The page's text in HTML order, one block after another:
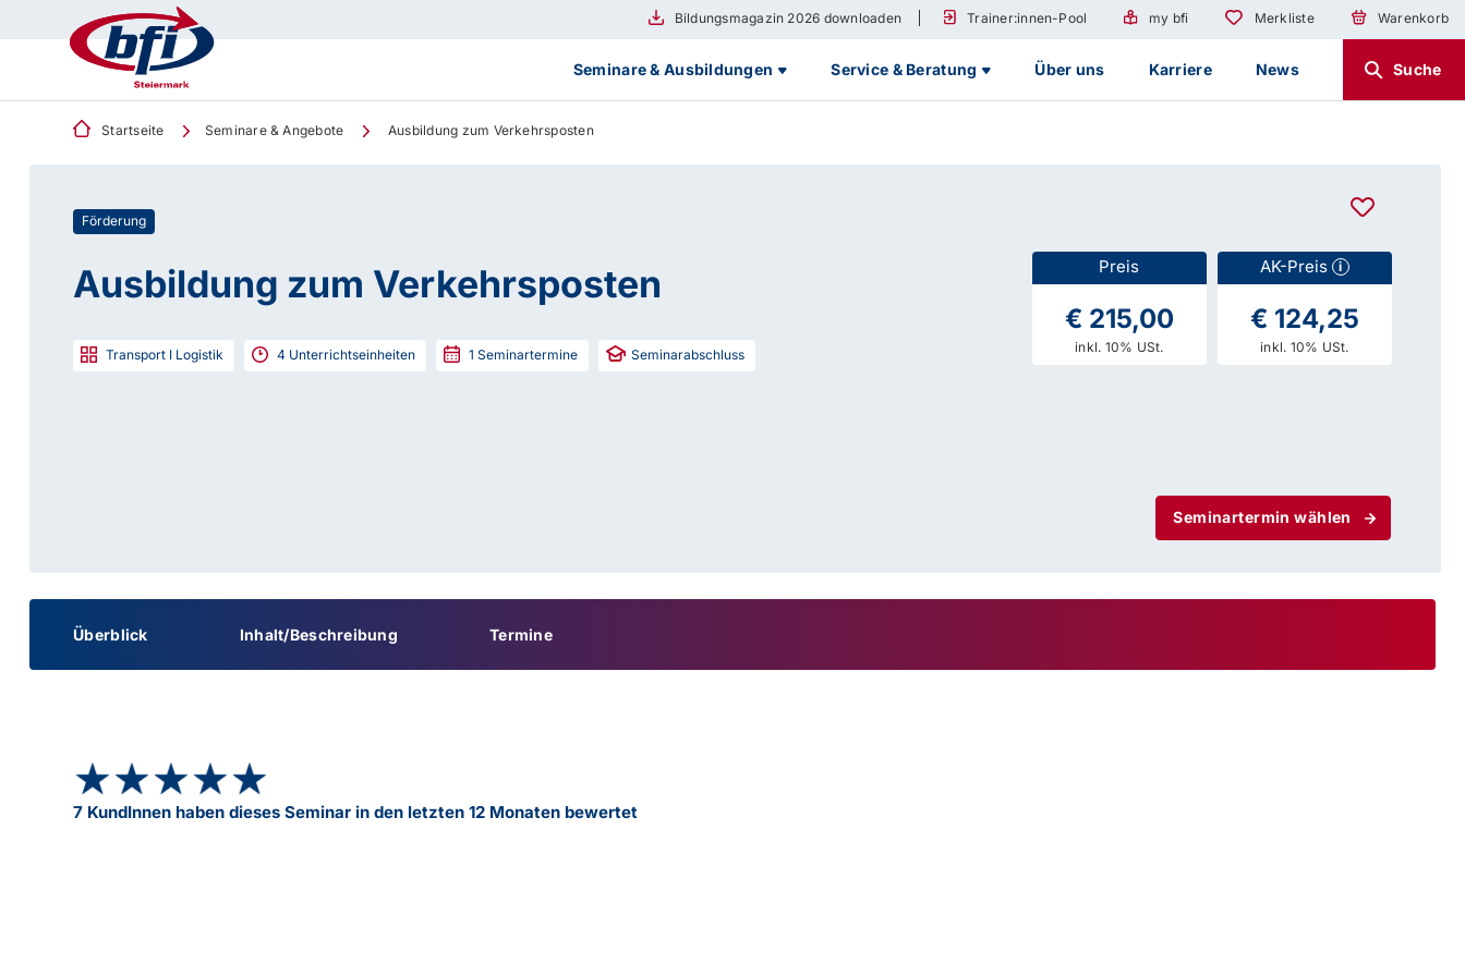
Bildungsmagazin 2026 downloaden Trainer:innen-Pool my bfi Merkliste Warenkorb
Seminare & Ausbildungen Service & Beratung Über uns Karriere News Suche
Startseite Seminare & Angebote Ausbildung zum Verkehrsposten
Förderung
Ausbildung zum Verkehrsposten
Transport I Logistik 4 Unterrichtseinheiten 1 Seminartermine Seminarabschluss
AK-Preis i
€ 124,25
inkl. 10% USt.
Preis
€ 215,00
inkl. 10% USt.
Seminartermin wählen
Überblick Inhalt/Beschreibung Termine
★★★★★
★★★★★
7 KundInnen haben dieses Seminar in den letzten 12 Monaten bewertet